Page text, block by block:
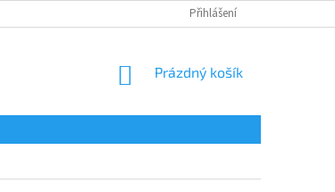
Přihlášení
NÁKUPNÍ
Prázdný košík